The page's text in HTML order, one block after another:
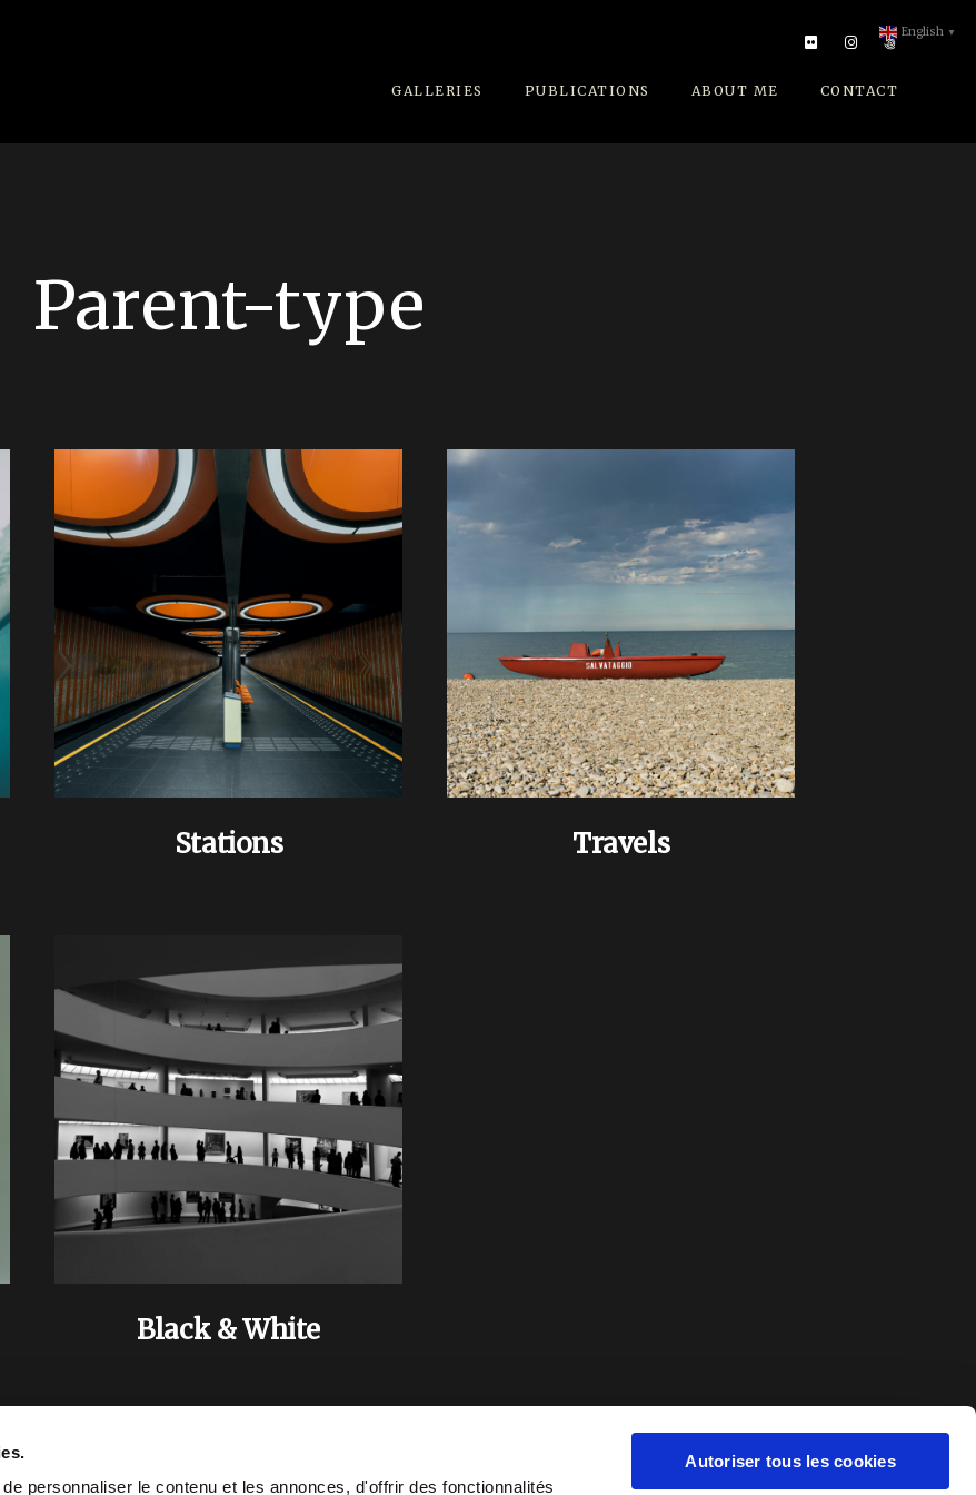
personnaliser le contenu et les annonces, d'offrir des fonctionnalités
Autoriser tous les cookies
GALLERIES PUBLICATIONS ABOUT ME CONTACT
Parent-type
Stations Travels
Black & White
English ▼